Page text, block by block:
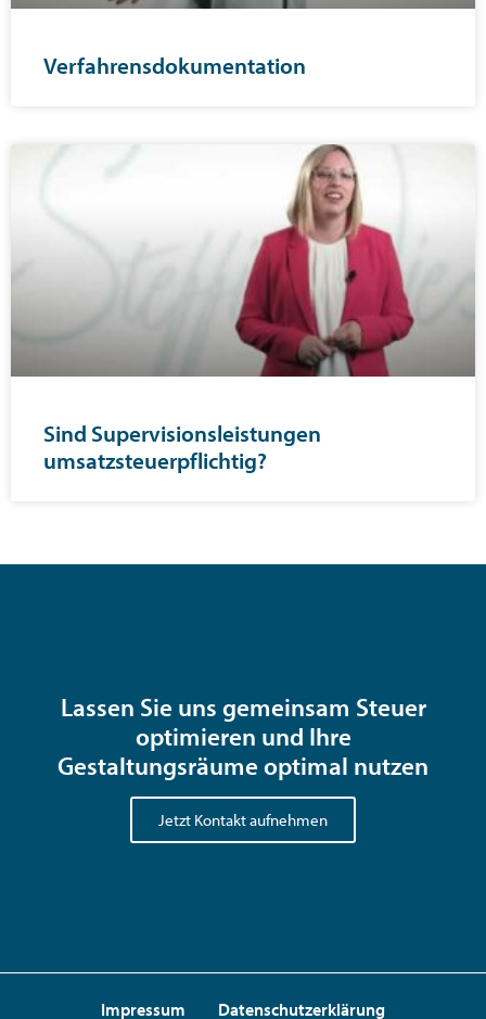
Verfahrensdokumentation
Sind Supervisionsleistungen
umsatzsteuerpflichtig?
Lassen Sie uns gemeinsam Steuer
optimieren und Ihre
Gestaltungsräume optimal nutzen
Jetzt Kontakt aufnehmen
Impressum Datenschutzerklärung